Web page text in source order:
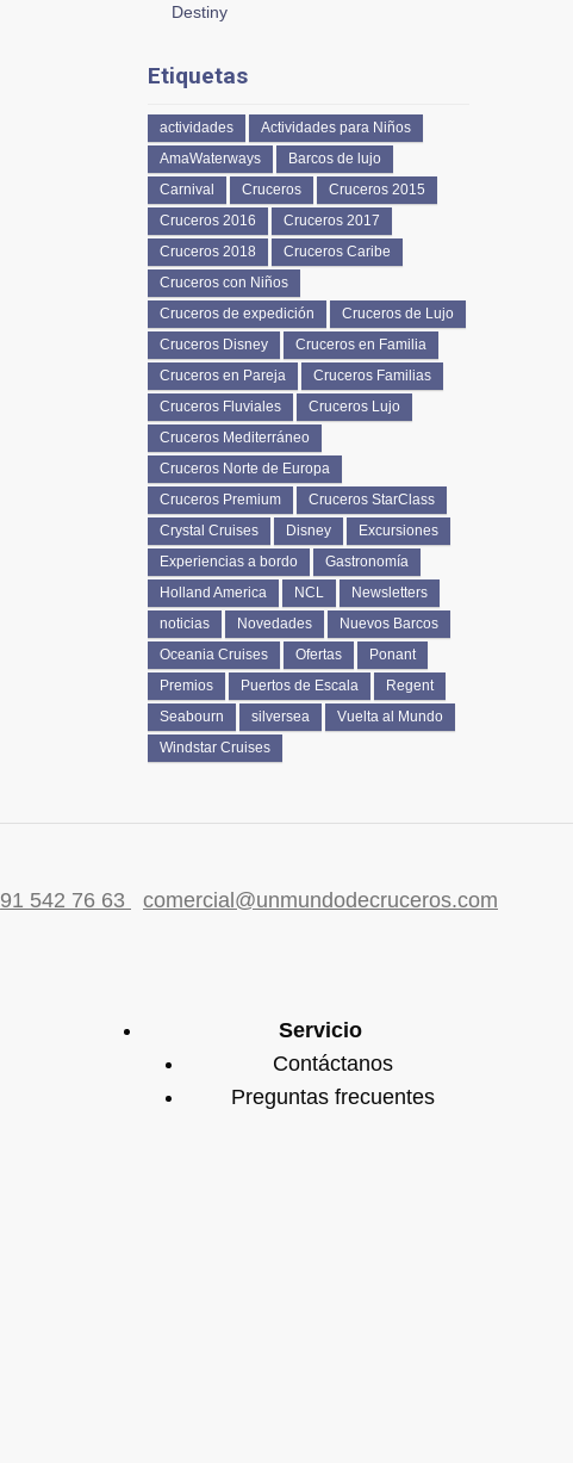
Destiny
Etiquetas
actividades
Actividades para Niños
AmaWaterways
Barcos de lujo
Carnival
Cruceros
Cruceros 2015
Cruceros 2016
Cruceros 2017
Cruceros 2018
Cruceros Caribe
Cruceros con Niños
Cruceros de expedición
Cruceros de Lujo
Cruceros Disney
Cruceros en Familia
Cruceros en Pareja
Cruceros Familias
Cruceros Fluviales
Cruceros Lujo
Cruceros Mediterráneo
Cruceros Norte de Europa
Cruceros Premium
Cruceros StarClass
Crystal Cruises
Disney
Excursiones
Experiencias a bordo
Gastronomía
Holland America
NCL
Newsletters
noticias
Novedades
Nuevos Barcos
Oceania Cruises
Ofertas
Ponant
Premios
Puertos de Escala
Regent
Seabourn
silversea
Vuelta al Mundo
Windstar Cruises
91 542 76 63 comercial@unmundodecruceros.com
Servicio
Contáctanos
Preguntas frecuentes